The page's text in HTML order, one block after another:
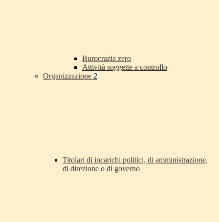
Burocrazia zero
Attività soggette a controllo
Organizzazione 2
Titolari di incarichi politici, di amministrazione,
di direzione o di governo